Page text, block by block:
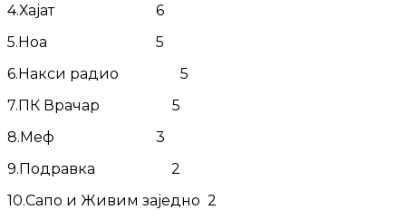
4.Хајат 6
5.Ноа 5
6.Накси радио 5
7.ПК Врачар 5
8.Meф 3
9.Подравка 2
10.Сапо и Живим заједно 2